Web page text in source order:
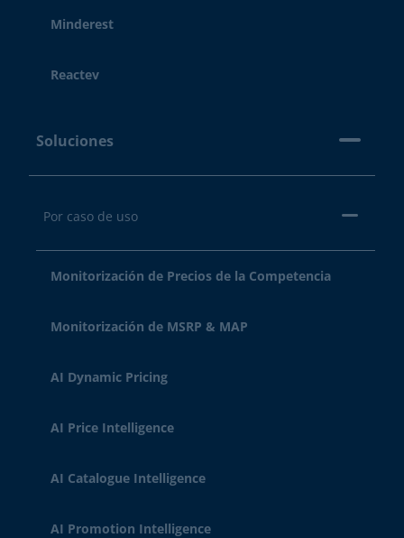
Minderest
Reactev
Soluciones
Por caso de uso
Monitorización de Precios de la Competencia
Monitorización de MSRP & MAP
AI Dynamic Pricing
AI Price Intelligence
AI Catalogue Intelligence
AI Promotion Intelligence